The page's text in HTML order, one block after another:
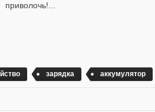
приволочь!...
зарядка аккумулятор